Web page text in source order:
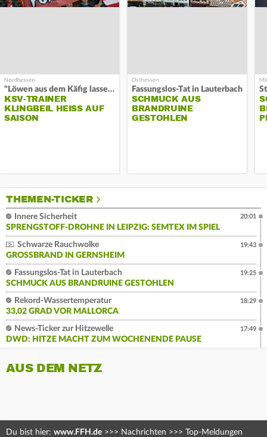
"Löwen aus dem Käfig lassen"
KSV-TRAINER
KLINGBEIL HEISS AUF S
AISON
Fassungslos-Tat in Lauterbach
SCHMUCK AUS
BRANDRUINE
GESTOHLEN
THEMEN-TICKER
Innere Sicherheit
SPRENGSTOFF-DROHNE IN LEIPZIG: SEMTEX IM SPIEL
20:01
Schwarze Rauchwolke
GROSSBRAND IN GERNSHEIM
19:43
Fassungslos-Tat in Lauterbach
SCHMUCK AUS BRANDRUINE GESTOHLEN
19:25
Rekord-Wassertemperatur
33,02 GRAD VOR MALLORCA
18:29
News-Ticker zur Hitzewelle
DWD: HITZE MACHT ZUM WOCHENENDE PAUSE
17:49
AUS DEM NETZ
Du bist hier: www.FFH.de >>> Nachrichten >>> Top-Meldungen